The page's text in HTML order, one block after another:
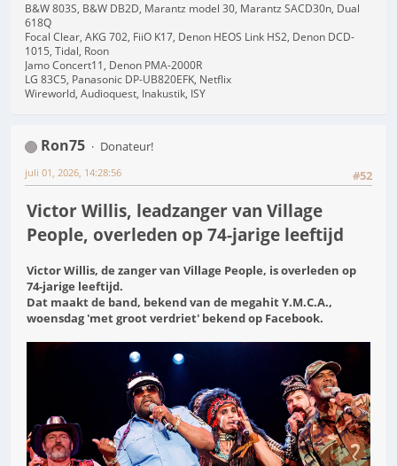
B&W 803S, B&W DB2D, Marantz model 30, Marantz SACD30n, Dual
618Q
Focal Clear, AKG 702, FiiO K17, Denon HEOS Link HS2, Denon DCD-
1015, Tidal, Roon
Jamo Concert11, Denon PMA-2000R
LG 83C5, Panasonic DP-UB820EFK, Netflix
Wireworld, Audioquest, Inakustik, ISY
Ron75
Donateur!
#52
juli 01, 2026, 14:28:56
Victor Willis, leadzanger van Village
People, overleden op 74-jarige leeftijd
Victor Willis, de zanger van Village People, is overleden op
74-jarige leeftijd.
Dat maakt de band, bekend van de megahit Y.M.C.A.,
woensdag 'met groot verdriet' bekend op Facebook.